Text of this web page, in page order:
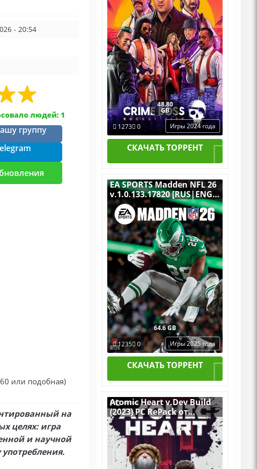
- 20:54
людей: 1
группу
или подобная)
на
целях: игра
и научной
48.80
GB
1273 0 Игры 2024 года
СКАЧАТЬ ТОРРЕНТ
EA SPORTS Madden NFL 26
v.1.0.133.17820 [RUS|ENG]
(2025) PC Пиратка
Portable
64.6 GB
1235 0 Игры 2025 года
СКАЧАТЬ ТОРРЕНТ
Atomic Heart v.Dev Build
(2023) PC RePack от
Chovka